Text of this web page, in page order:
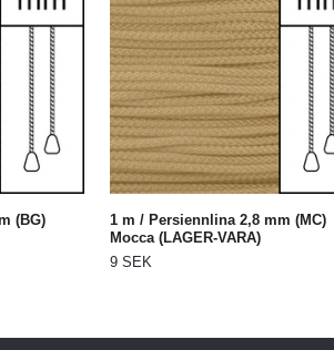
(BG)
1 m / Persiennlina 2,8 mm (MC)
Mocca (LAGER-VARA)
9 SEK